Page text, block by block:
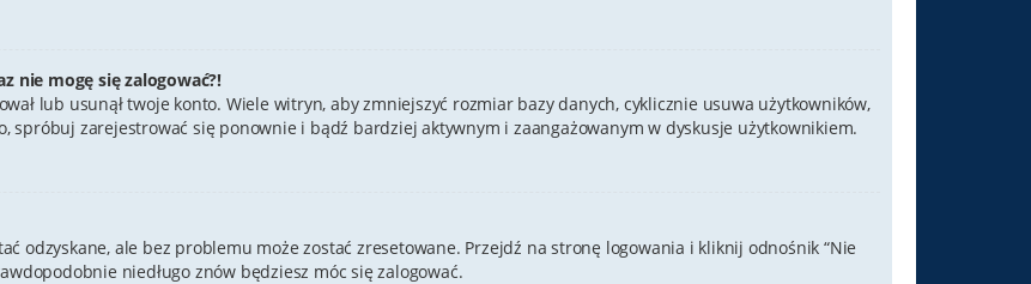
nie mogę się zalogować?!
lub usunął twoje konto. Wiele witryn, aby zmniejszyć rozmiar bazy danych, cyklicznie usuwa użytkowników,
spróbuj zarejestrować się ponownie i bądź bardziej aktywnym i zaangażowanym w dyskusje użytkownikiem.
odzyskane, ale bez problemu może zostać zresetowane. Przejdź na stronę logowania i kliknij odnośnik “Nie
niedługo znów będziesz móc się zalogować.